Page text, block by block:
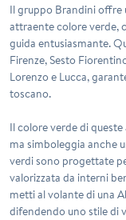
Il gruppo Brandini offre
attraente colore verde,
guida entusiasmante.
Firenze,Sesto
Lorenzoe Lucca,
toscano.
Il colore verde di
ma simboleggia anche
verdi sono progettate
valorizzata da interni
metti al volante di una
difendendo uno stile di